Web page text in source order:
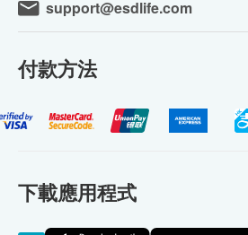
support@esdlife.com
付款方法
下載應用程式